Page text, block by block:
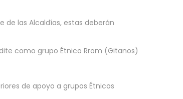
de las Alcaldías, estas deberán
como grupo Étnico Rrom (Gitanos)
de apoyo a grupos Étnicos